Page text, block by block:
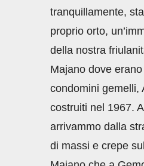
tranquillamente,
proprio orto,
della nostra
Majano dove
condomini gemelli,
costruiti nel 1967.
arrivammo dalla
di massi e crepe